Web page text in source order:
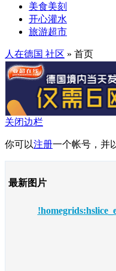
美食美刻
开心灌水
旅游超市
人在德国 社区 » 首页
关闭边栏
你可以注册一个帐号，并
最新图片